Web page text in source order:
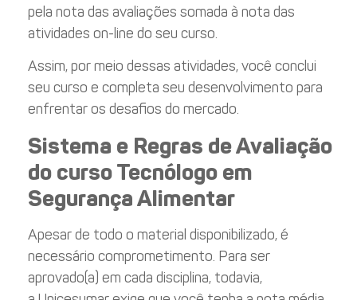
pela nota das avaliações somada à nota das
atividades on-line do seu curso.
Assim, por meio dessas atividades, você conclui
seu curso e completa seu desenvolvimento para
enfrentar os desafios do mercado.
Sistema e Regras de Avaliação
do curso Tecnólogo em
Segurança Alimentar
Apesar de todo o material disponibilizado, é
necessário comprometimento. Para ser
aprovado(a) em cada disciplina, todavia,